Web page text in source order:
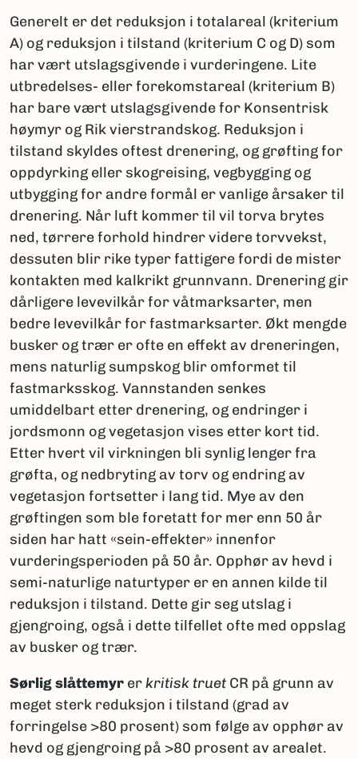
Generelt er det reduksjon i totalareal (kriterium
A) og reduksjon i tilstand (kriterium C og D) som
har vært utslagsgivende i vurderingene. Lite
utbredelses- eller forekomstareal (kriterium B)
har bare vært utslagsgivende for Konsentrisk
høymyr og Rik vierstrandskog. Reduksjon i
tilstand skyldes oftest drenering, og grøfting for
oppdyrking eller skogreising, vegbygging og
utbygging for andre formål er vanlige årsaker til
drenering. Når luft kommer til vil torva brytes
ned, tørrere forhold hindrer videre torvvekst,
dessuten blir rike typer fattigere fordi de mister
kontakten med kalkrikt grunnvann. Drenering gir
dårligere levevilkår for våtmarksarter, men
bedre levevilkår for fastmarksarter. Økt mengde
busker og trær er ofte en effekt av dreneringen,
mens naturlig sumpskog blir omformet til
fastmarksskog. Vannstanden senkes
umiddelbart etter drenering, og endringer i
jordsmonn og vegetasjon vises etter kort tid.
Etter hvert vil virkningen bli synlig lenger fra
grøfta, og nedbryting av torv og endring av
vegetasjon fortsetter i lang tid. Mye av den
grøftingen som ble foretatt for mer enn 50 år
siden har hatt «sein-effekter» innenfor
vurderingsperioden på 50 år. Opphør av hevd i
semi-naturlige naturtyper er en annen kilde til
reduksjon i tilstand. Dette gir seg utslag i
gjengroing, også i dette tilfellet ofte med oppslag
av busker og trær.
Sørlig slåttemyr erkritisk truet CR på grunn av
meget sterk reduksjon i tilstand (grad av
forringelse >80 prosent) som følge av opphør av
hevd og gjengroing på >80 prosent av arealet.